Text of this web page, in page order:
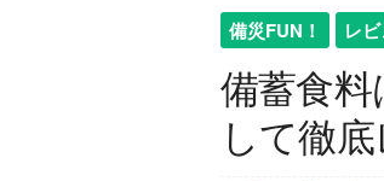
備災FUN！ レ
備蓄食
して徹